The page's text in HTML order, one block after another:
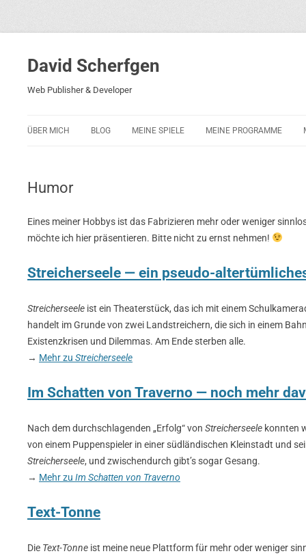
David Scherfgen
Web Publisher & Developer
ÜBER MICH BLOG MEINE SPIELE
RICARDO 2
ROCKET RAGE
MEINE PROGRAMME
Humor
Eines meiner Hobbys ist das Fabrizieren mehr oder weniger
möchte ich hier präsentieren. Bitte nicht zu ernst nehmen!
Streicherseele — ein pseudo-
Streicherseele ist ein Theaterstück, das ich mit einem
handelt im Grunde von zwei Landstreichern, die sich in einem
Existenzkrisen und Dilemmas. Am Ende sterben alle.
→ Mehr zu Streicherseele
Im Schatten von Traverno — noch mehr
Nach dem durchschlagenden „Erfolg“ von Streicherseele konnten
von einem Puppenspieler in einer südländischen Kleinstadt und
Streicherseele, und zwischendurch gibt’s sogar Gesang.
→ Mehr zu Im Schatten von Traverno
Text-Tonne
Die Text-Tonne ist meine neue Plattform für mehr oder weniger